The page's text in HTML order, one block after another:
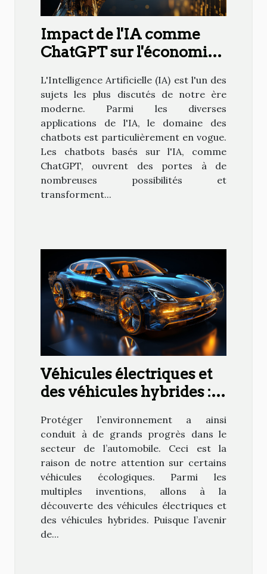
Impact de l'IA comme
ChatGPT sur l'économie
L'Intelligence Artificielle (IA) est l'un des
sujets les plus discutés de notre ère
moderne. Parmi les diverses
applications de l'IA, le domaine des
chatbots est particulièrement en vogue.
Les chatbots basés sur l'IA, comme
ChatGPT, ouvrent des portes à de
nombreuses possibilités et
transforment...
Véhicules électriques et
des véhicules hybrides :
technologique !
Protéger l’environnement a ainsi
conduit à de grands progrès dans le
secteur de l’automobile. Ceci est la
raison de notre attention sur certains
véhicules écologiques. Parmi les
multiples inventions, allons à la
découverte des véhicules électriques et
des véhicules hybrides. Puisque l’avenir
de...